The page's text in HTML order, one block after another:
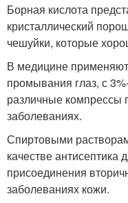
Борная кислота
кристаллический
чешуйки, которые
В медицине
промывания глаз, с
различные компрессы
заболеваниях.
Спиртовыми
качестве антисептика
присоединения
заболеваниях кожи.